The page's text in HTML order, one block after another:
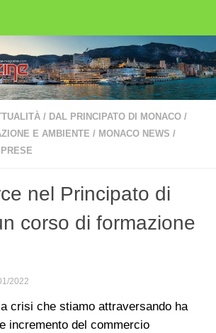
/ DAL PRINCIPATO DI MONACO /
E AMBIENTE / MONACO NEWS /
nel Principato di
corso di formazione
2022
crisi che stiamo attraversando ha
incremento del commercio